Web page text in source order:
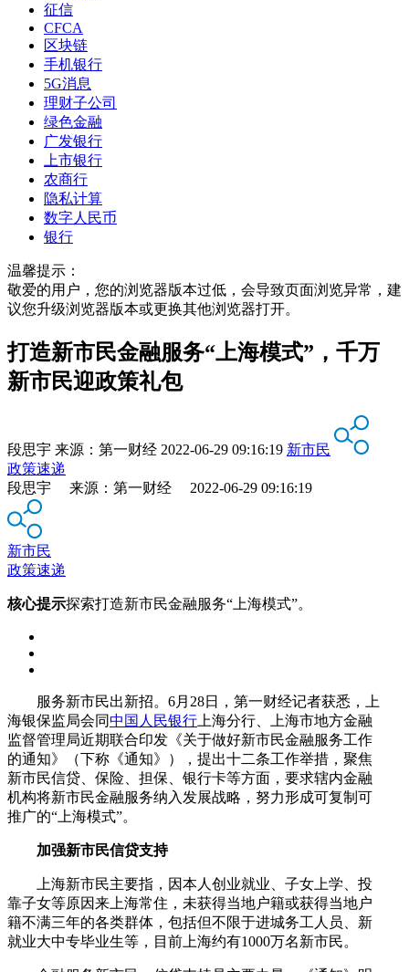
征信
CFCA
区块链
手机银行
5G消息
理财子公司
绿色金融
广发银行
上市银行
农商行
隐私计算
数字人民币
银行
温馨提示：
敬爱的用户，您的浏览器版本过低，会导致页面浏览异常，建
议您升级浏览器版本或更换其他浏览器打开。
打造新市民金融服务“上海模式”，千万
新市民迎政策礼包
段思宇 来源： 第一财经 2022-06-29 09:16:19 新市民
政策速递
段思宇 来源：第一财经 2022-06-29 09:16:19
新市民
政策速递
核心提示探索打造新市民金融服务“上海模式”。
服务新市民出新招。6月28日，第一财经记者获悉，上
海银保监局会同中国人民银行 上海分行、上海市地方金融
监督管理局近期联合印发《关于做好新市民金融服务工作
的通知》（下称《通知》），提出十二条工作举措，聚焦
新市民信贷、保险、担保、银行卡等方面，要求辖内金融
机构将新市民金融服务纳入发展战略，努力形成可复制可
推广的“上海模式”。
加强新市民信贷支持
上海新市民主要指，因本人创业就业、子女上学、投
靠子女等原因来上海常住，未获得当地户籍或获得当地户
籍不满三年的各类群体，包括但不限于进城务工人员、新
就业大中专毕业生等，目前上海约有1000万名新市民。